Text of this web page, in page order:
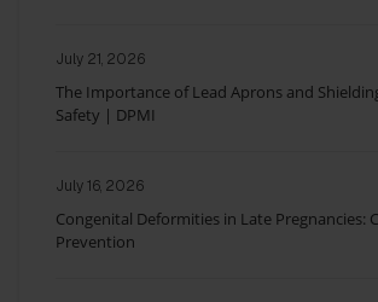
July 21, 2026
The Importance of Lead Aprons and
Safety | DPMI
July 16, 2026
Congenital Deformities in Late Pregnancies:
Prevention